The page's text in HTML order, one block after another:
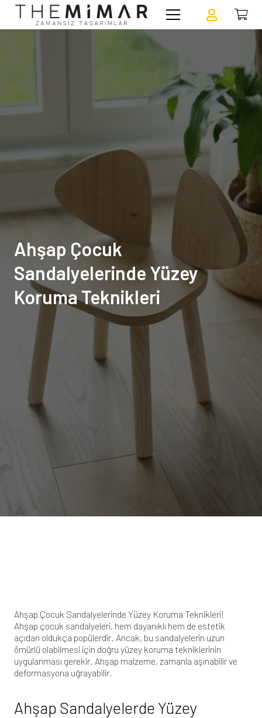
Ahşap Çocuk
Sandalyelerinde Yüzey
Koruma Teknikleri
Ahşap Çocuk Sandalyelerinde Yüzey Koruma Teknikleri!
Ahşap çocuk sandalyeleri, hem dayanıklı hem de estetik
açıdan oldukça popülerdir. Ancak, bu sandalyelerin uzun
ömürlü olabilmesi için doğru yüzey koruma tekniklerinin
uygulanması gerekir. Ahşap malzeme, zamanla aşınabilir ve
deformasyona uğrayabilir.
Ahşap Sandalyelerde Yüzey